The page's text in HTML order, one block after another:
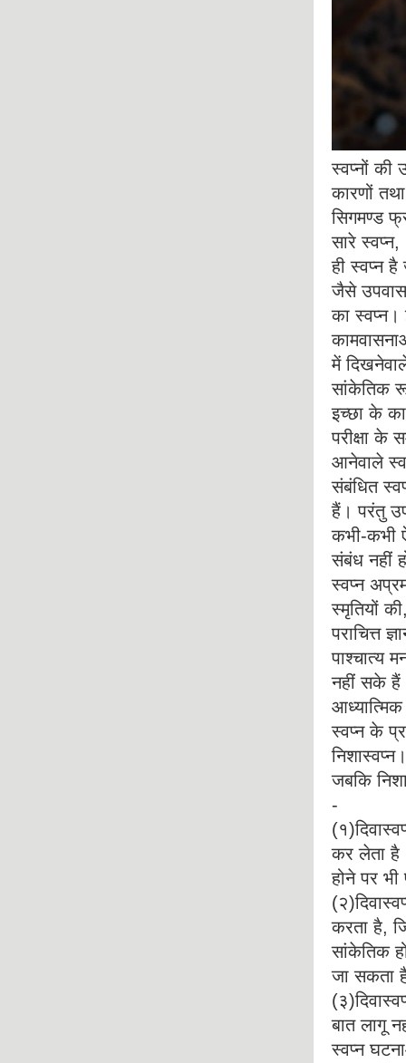
स्वप्नों की
कारणों
सिगमण्ड
सारे
ही स्वप्न
जैसे उपवास
का स्वप्न।
में
सांकेतिक
इच्छा के
परीक्षा के
आनेवाले
संबंधित
हैं। परंतु
कभी-कभी
संबंध नहीं
स्वप्न
स्मृतियों
पराचित्त
पाश्चात्य
नहीं सके
स्वप्न के
जबकि
-
कर लेता
होने पर
करता है,
सांकेतिक
जा सकता
बात लागू
स्वप्न